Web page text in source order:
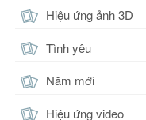
Hiệu ứng ảnh 3D
Tình yêu
Năm mới
Hiệu ứng video